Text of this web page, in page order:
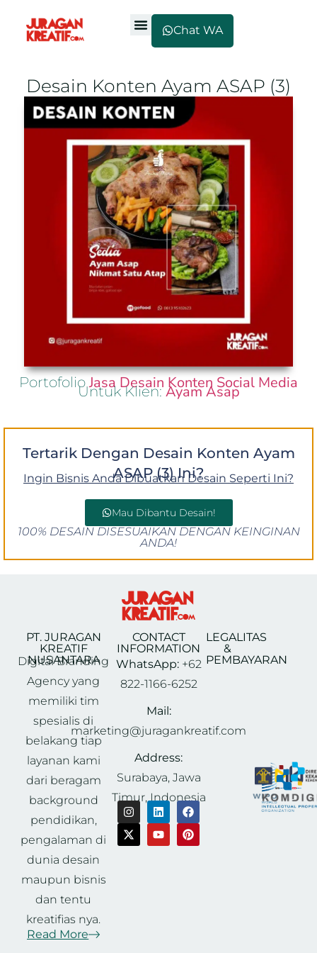
Chat WA
Desain Konten Ayam ASAP (3)
PortofolioJasa Desain Konten Social Media
Untuk Klien:Ayam Asap
Tertarik Dengan Desain Konten Ayam
ASAP (3) Ini?
Ingin Bisnis Anda Dibuatkan Desain Seperti Ini?
Mau Dibantu Desain!
100% DESAIN DISESUAIKAN DENGAN KEINGINAN
ANDA!
PT. JURAGAN
KREATIF
NUSANTARA
Digital Branding
Agency yang
memiliki tim
spesialis di
belakang tiap
layanan kami
dari beragam
background
pendidikan,
pengalaman di
dunia desain
maupun bisnis
dan tentu
kreatifias nya.
Read More
CONTACT
INFORMATION
WhatsApp:+62
822-1166-6252
Mail:
marketing@juragankreatif.com
Address:
Surabaya, Jawa
Timur, Indonesia
LEGALITAS
&
PEMBAYARAN